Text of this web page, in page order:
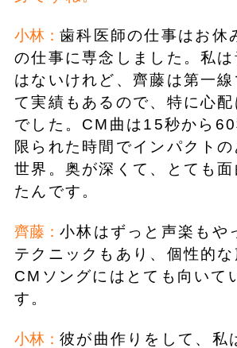
小林： 歯科医師の仕事はお休
の仕事に専念しました。私
はないけれど、齊藤は第一
て実績もあるので、特に心
でした。CM曲は15秒から60
限られた時間でインパクト
世界。奥が深くて、とても
たんです。
齊藤： 小林はずっと声楽もや
テクニックもあり、個性的な
CMソングにはとても向いて
す。
小林： 彼が曲作りをして、私